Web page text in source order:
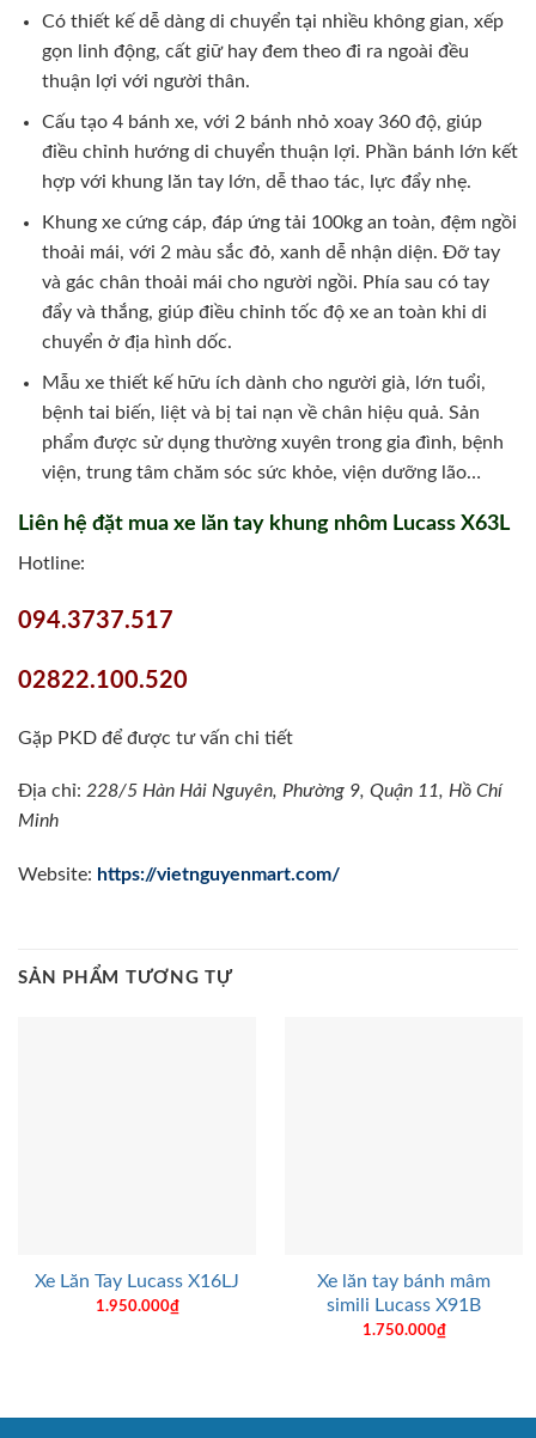
Có thiết kế dễ dàng di chuyển tại nhiều không gian, xếp
gọn linh động, cất giữ hay đem theo đi ra ngoài đều
thuận lợi với người thân.
Cấu tạo 4 bánh xe, với 2 bánh nhỏ xoay 360 độ, giúp
điều chỉnh hướng di chuyển thuận lợi. Phần bánh lớn kết
hợp với khung lăn tay lớn, dễ thao tác, lực đẩy nhẹ.
Khung xe cứng cáp, đáp ứng tải 100kg an toàn, đệm ngồi
thoải mái, với 2 màu sắc đỏ, xanh dễ nhận diện. Đỡ tay
và gác chân thoải mái cho người ngồi. Phía sau có tay
đẩy và thắng, giúp điều chỉnh tốc độ xe an toàn khi di
chuyển ở địa hình dốc.
Mẫu xe thiết kế hữu ích dành cho người già, lớn tuổi,
bệnh tai biến, liệt và bị tai nạn về chân hiệu quả. Sản
phẩm được sử dụng thường xuyên trong gia đình, bệnh
viện, trung tâm chăm sóc sức khỏe, viện dưỡng lão…
Liên hệ đặt mua xe lăn tay khung nhôm Lucass X63L
Hotline:
094.3737.517
02822.100.520
Gặp PKD để được tư vấn chi tiết
Địa chỉ: 228/5 Hàn Hải Nguyên, Phường 9, Quận 11, Hồ Chí
Minh
Website: https://vietnguyenmart.com/
SẢN PHẨM TƯƠNG TỰ
Xe Lăn Tay Lucass X16LJ
1.950.000₫
Xe lăn tay bánh mâm
simili Lucass X91B
1.750.000₫